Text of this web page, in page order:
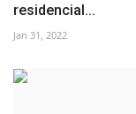
residencial...
Jan 31, 2022